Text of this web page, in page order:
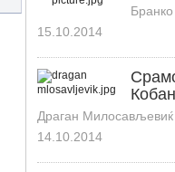
15.10.2014
Драган Милосављевиќ
14.10.2014